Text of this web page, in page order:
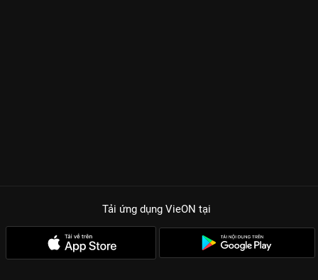
Tải ứng dụng VieON tại